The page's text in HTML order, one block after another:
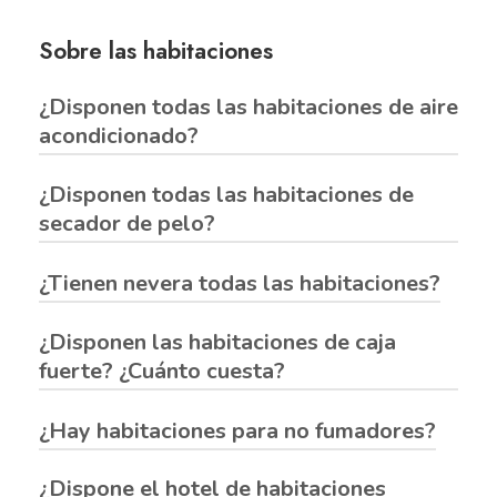
la toalla. Tenemos un compromiso con el medio
durante tu estancia, tendrá un coste de 0,50€ la
unidad.
Sobre las habitaciones
¿Disponen todas las habitaciones de aire
acondicionado?
Todas las habitaciones tienen aire acondicionado.
¿Disponen todas las habitaciones de
secador de pelo?
Todas las habitaciones tienen secador de pelo en
¿Tienen nevera todas las habitaciones?
Todas las habitaciones tienen nevera o un
pequeño minibar (vacío) que pueden utilizar.
¿Disponen las habitaciones de caja
fuerte? ¿Cuánto cuesta?
Sí, las habitaciones tienen caja fuerte. El precio es
¿Hay habitaciones para no fumadores?
¿Dispone el hotel de habitaciones